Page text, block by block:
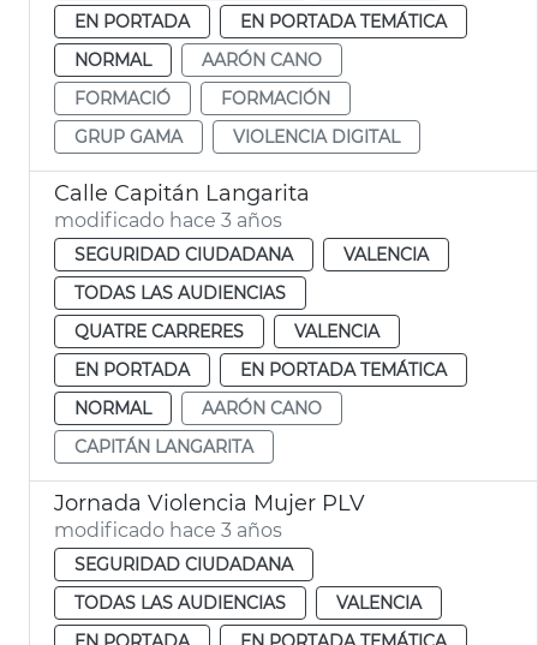
EN PORTADA
EN PORTADA TEMÁTICA
NORMAL
AARÓN CANO
FORMACIÓ
FORMACIÓN
GRUP GAMA
VIOLENCIA DIGITAL
Calle Capitán Langarita
modificado hace 3 años
SEGURIDAD CIUDADANA
VALENCIA
TODAS LAS AUDIENCIAS
QUATRE CARRERES
VALENCIA
EN PORTADA
EN PORTADA TEMÁTICA
NORMAL
AARÓN CANO
CAPITÁN LANGARITA
Jornada Violencia Mujer PLV
modificado hace 3 años
SEGURIDAD CIUDADANA
TODAS LAS AUDIENCIAS
VALENCIA